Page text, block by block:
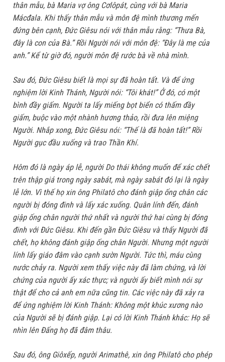
thân mẫu, bà Maria vợ ông Cơlôpát, cùng với bà Maria
Mácđala. Khi thấy thân mẫu và môn đệ mình thương mến
đứng bên cạnh, Đức Giêsu nói với thân mẫu rằng: “Thưa Bà,
đây là con của Bà.” Rồi Người nói với môn đệ: “Đây là mẹ của
anh.” Kể từ giờ đó, người môn đệ rước bà về nhà mình.
Sau đó, Đức Giêsu biết là mọi sự đã hoàn tất. Và để ứng
nghiệm lời Kinh Thánh, Người nói: “Tôi khát!” Ở đó, có một
bình đầy giấm. Người ta lấy miếng bọt biển có thấm đầy
giấm, buộc vào một nhành hương thảo, rồi đưa lên miệng
Người. Nhắp xong, Đức Giêsu nói: “Thế là đã hoàn tất!” Rồi
Người gục đầu xuống và trao Thần Khí.
Hôm đó là ngày áp lễ, người Do thái không muốn để xác chết
trên thập giá trong ngày sabát, mà ngày sabát đó lại là ngày
lễ lớn. Vì thế họ xin ông Philatô cho đánh giập ống chân các
người bị đóng đinh và lấy xác xuống. Quân lính đến, đánh
giập ống chân người thứ nhất và người thứ hai cùng bị đóng
đinh với Đức Giêsu. Khi đến gần Đức Giêsu và thấy Người đã
chết, họ không đánh giập ống chân Người. Nhưng một người
lính lấy giáo đâm vào cạnh sườn Người. Tức thì, máu cùng
nước chảy ra. Người xem thấy việc này đã làm chứng, và lời
chứng của người ấy xác thực; và người ấy biết mình nói sự
thật để cho cả anh em nữa cũng tin. Các việc này đã xảy ra
để ứng nghiệm lời Kinh Thánh: Không một khúc xương nào
của Người sẽ bị đánh giập. Lại có lời Kinh Thánh khác: Họ sẽ
nhìn lên Đấng họ đã đâm thâu.
Sau đó, ông Giôxếp, người Arimathê, xin ông Philatô cho phép